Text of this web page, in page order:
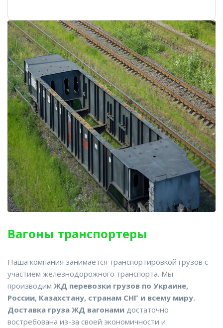
Вагоны транспортеры
Наша компания занимается транспортировкой грузов с
участием железнодорожного транспорта. Мы
производим ЖД перевозки грузов по Украине,
России, Казахстану, странам СНГ и всему миру.
Доставка груза ЖД вагонами достаточно
востребована из-за своей экономичности и